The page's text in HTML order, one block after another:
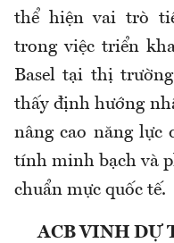
thể hiện vai trò
trong việc triển
Basel tại thị
thấy định hướng
nâng cao năng lực
tính minh bạch và
chuẩn mực quốc tế.
ACB VINH DỰ